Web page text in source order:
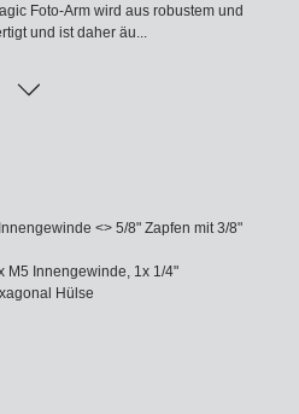
Foto-Arm wird aus robustem und
und ist daher äu...
<> 5/8" Zapfen mit 3/8"
M5 Innengewinde, 1x 1/4"
Hülse